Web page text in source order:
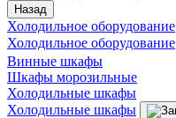
Назад
Холодильное оборудование
Холодильное оборудование
Винные шкафы
Шкафы морозильные
Холодильные шкафы
Холодильные шкафы